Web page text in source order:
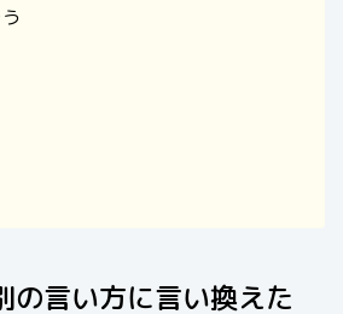
の言い方に言い換えた